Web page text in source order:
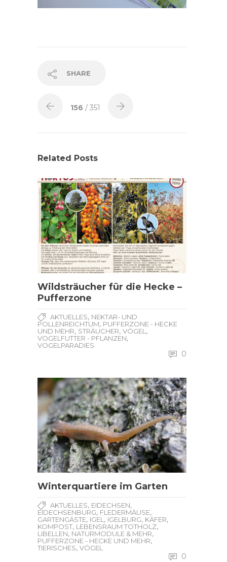
SHARE
156 / 351
Related Posts
Wildsträucher für die Hecke –
Pufferzone
AKTUELLES, NEKTAR- UND
POLLENREICHTUM, PUFFERZONE - HECKE
UND MEHR, STRÄUCHER, VÖGEL,
VOGELFUTTER - PFLANZEN,
VOGELPARADIES
0
Winterquartiere im Garten
AKTUELLES, EIDECHSEN,
EIDECHSENBURG, FLEDERMÄUSE,
GARTENGÄSTE, IGEL, IGELBURG, KÄFER,
KOMPOST, LEBENSRAUM TOTHOLZ,
LIBELLEN, NATURMODULE & MEHR,
PUFFERZONE - HECKE UND MEHR,
TIERISCHES, VÖGEL
0